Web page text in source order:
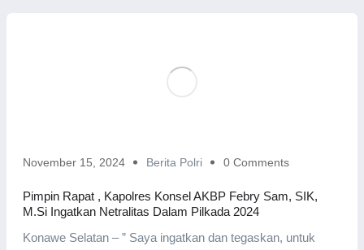
November 15, 2024 Berita Polri 0 Comments
Pimpin Rapat , Kapolres Konsel AKBP Febry Sam, SIK,
M.Si Ingatkan Netralitas Dalam Pilkada 2024
Konawe Selatan – ” Saya ingatkan dan tegaskan, untuk